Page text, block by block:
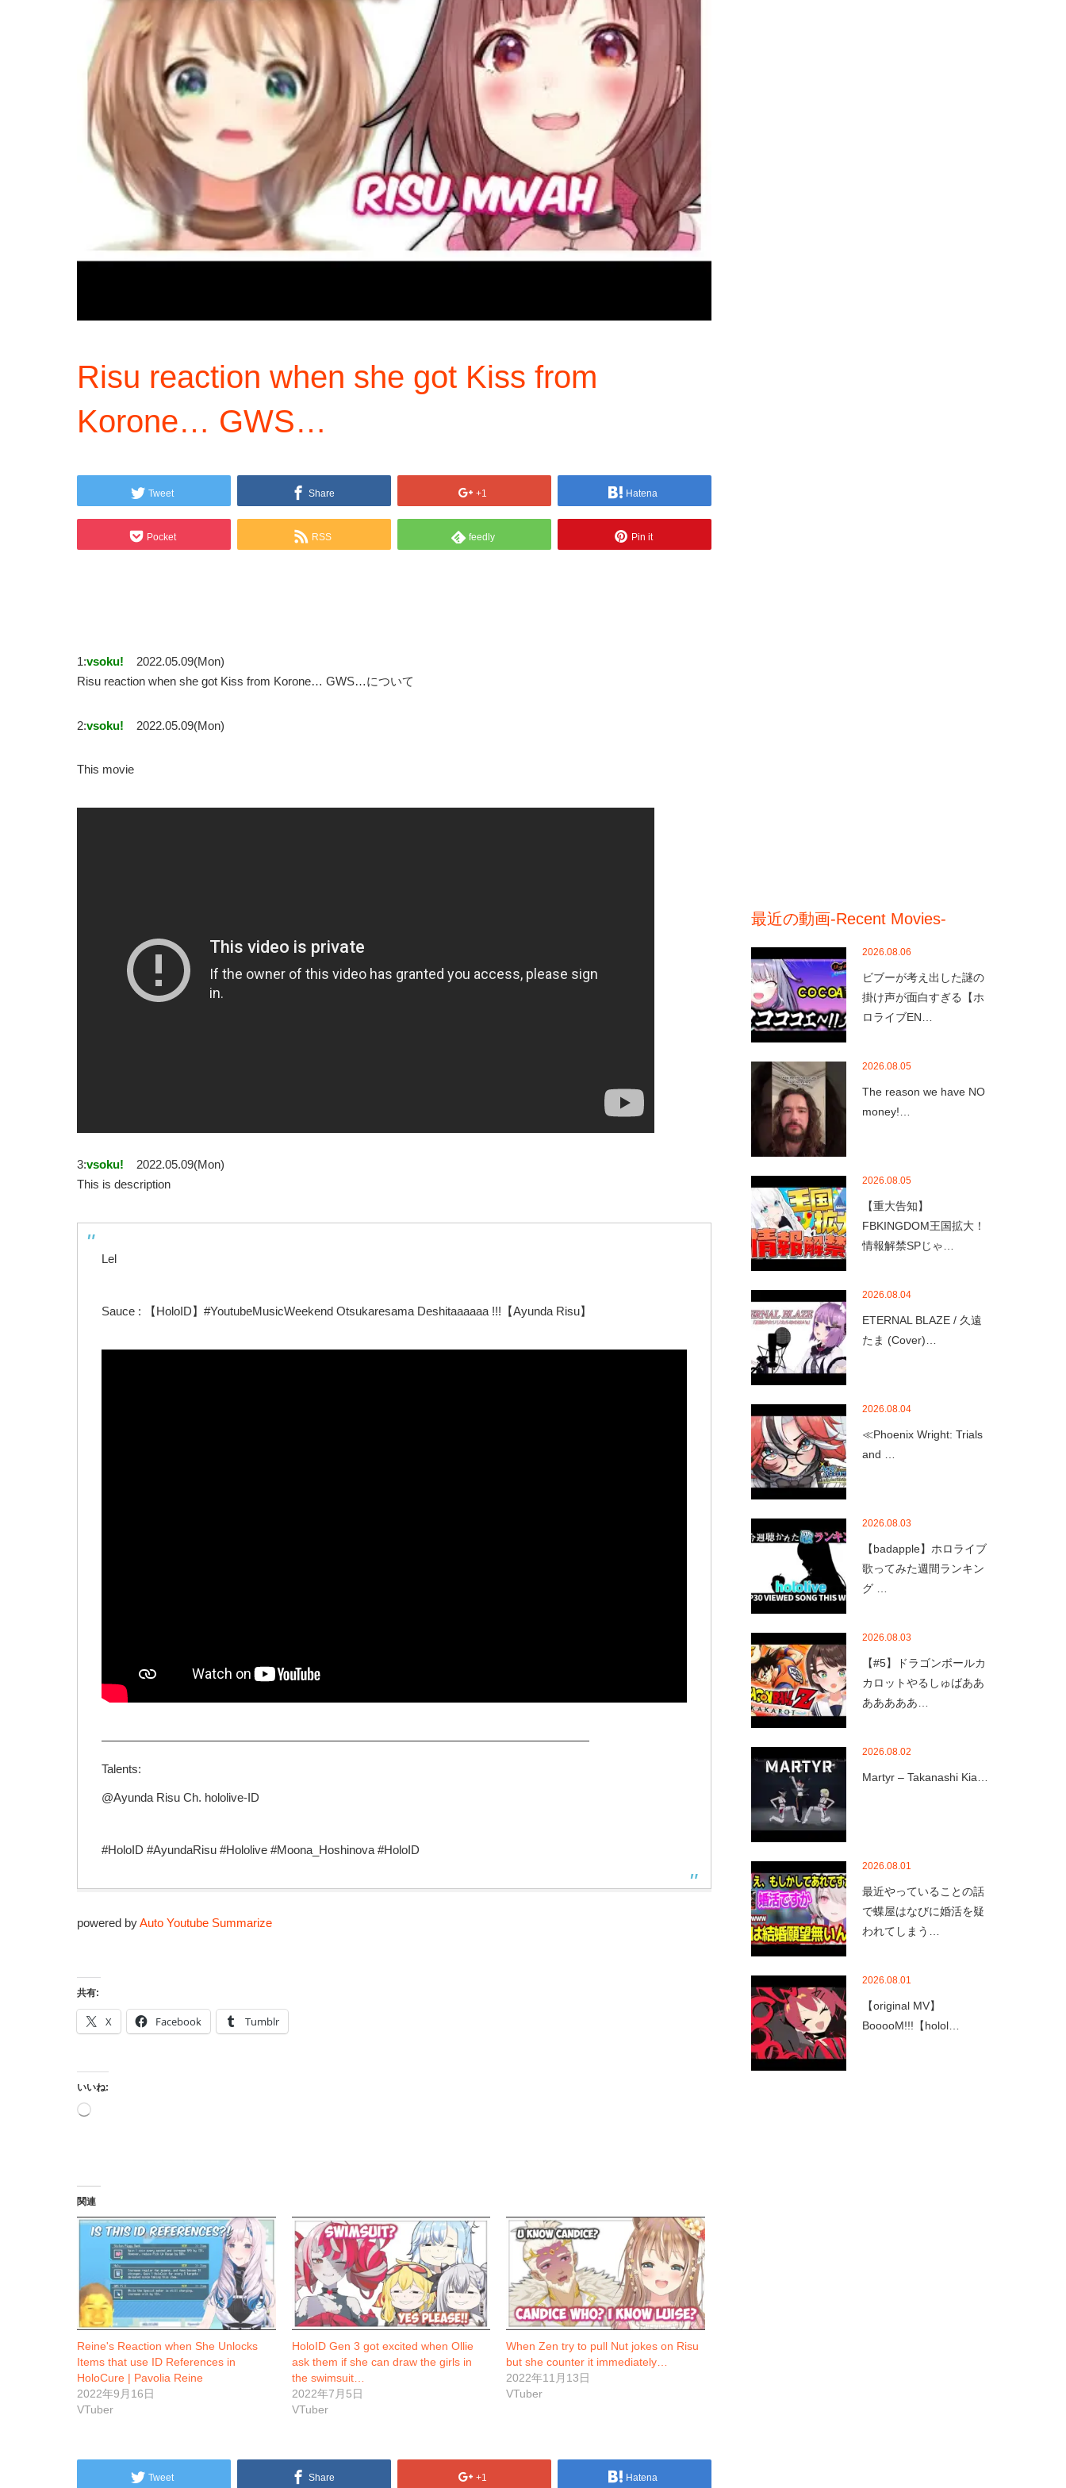
Risu reaction when she got Kiss from
Korone… GWS…
Tweet Share +1 Hatena
Pocket RSS feedly Pin it
1:vsoku!
2022.05.09(Mon)
Risu reaction when she got Kiss from Korone… GWS…について
2:vsoku! 2022.05.09(Mon)
This movie
3:vsoku!
2022.05.09(Mon)
This is description
Lel
Sauce : 【HoloID】#YoutubeMusicWeekend Otsukaresama Deshitaaaaaa !!!【Ayunda Risu】
—————————————————————————————————————————
Talents:
@Ayunda Risu Ch. hololive-ID
#HoloID #AyundaRisu #Hololive #Moona_Hoshinova #HoloID
powered byAuto Youtube Summarize
共有:
X Facebook Tumblr
いいね:
読
関連
Reine's Reaction when She Unlocks
Items that use ID References in
HoloCure | Pavolia Reine
2022年9月16日
VTuber
HoloID Gen 3 got excited when Ollie
ask them if she can draw the girls in
the swimsuit…
2022年7月5日
VTuber
When Zen try to pull Nut jokes on Risu
but she counter it immediately…
2022年11月13日
VTuber
Tweet Share +1 Hatena
最近の動画-Recent Movies-
2026.08.06
ビブーが考え出した謎の
掛け声が面白すぎる【ホ
ロライブEN…
2026.08.05
The reason we have NO
money!…
2026.08.05
【重大告知】
FBKINGDOM王国拡大！
情報解禁SPじゃ…
2026.08.04
ETERNAL BLAZE / 久遠
たま (Cover)…
2026.08.04
≪Phoenix Wright: Trials
and …
2026.08.03
【badapple】ホロライブ
歌ってみた週間ランキン
グ …
2026.08.03
【#5】ドラゴンボールカ
カロットやるしゅばああ
あああああ…
2026.08.02
Martyr – Takanashi Kia…
2026.08.01
最近やっていることの話
で蝶屋はなびに婚活を疑
われてしまう…
2026.08.01
【original MV】
BooooM!!!【holol…